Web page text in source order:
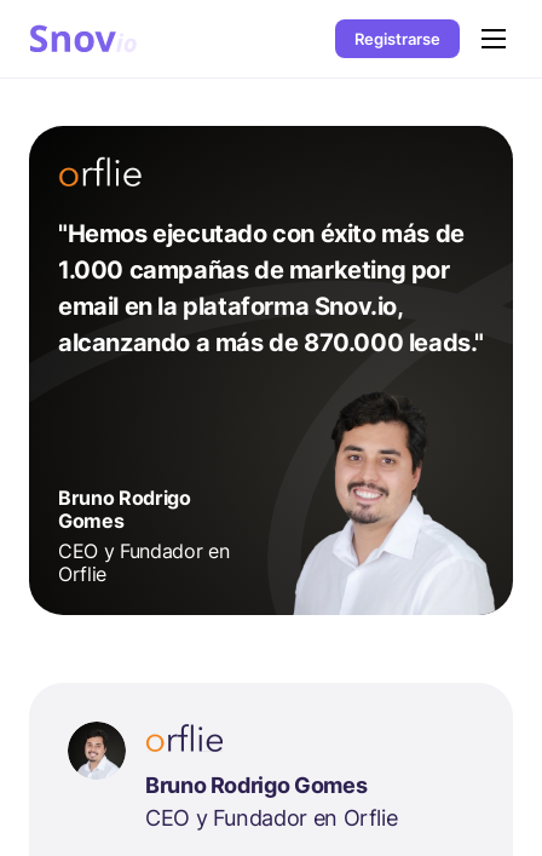
Registrarse
"Hemos ejecutado con éxito más de
1.000 campañas de marketing por
email en la plataforma Snov.io,
alcanzando a más de 870.000 leads."
Bruno Rodrigo
Gomes
CEO y Fundador en
Orflie
Bruno Rodrigo Gomes
CEO y Fundador en Orflie